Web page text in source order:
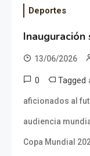
Deportes
13/06/2026
0 Tagged
aficionados al
audiencia
Copa Mundial